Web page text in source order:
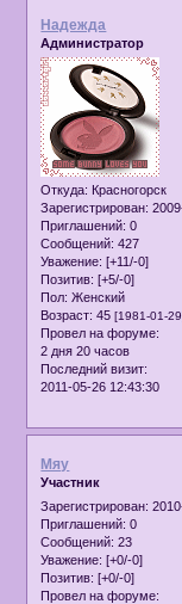
Надежда
Администратор
Откуда: Красногорск
Зарегистрирован:
Приглашений: 0
Сообщений: 427
Уважение: [+11/-0]
Позитив: [+5/-0]
Пол: Женский
Возраст: 45[1981-01-
Провел на форуме:
2 дня 20 часов
Последний визит:
2011-05-26 12:43:30
Мяу
Участник
Зарегистрирован:
Приглашений: 0
Сообщений: 23
Уважение: [+0/-0]
Позитив: [+0/-0]
Провел на форуме: